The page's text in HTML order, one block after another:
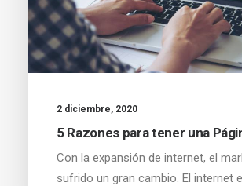
2 diciembre, 2020
5 Razones para tener una
Con la expansión de internet, el
sufrido un gran cambio. El internet